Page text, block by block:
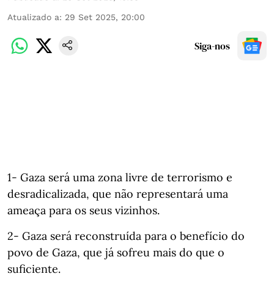
Atualizado a: 29 Set 2025, 20:00
Siga-nos
1- Gaza será uma zona livre de terrorismo e
desradicalizada, que não representará uma
ameaça para os seus vizinhos.
2- Gaza será reconstruída para o benefício do
povo de Gaza, que já sofreu mais do que o
suficiente.